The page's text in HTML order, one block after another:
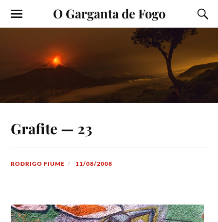
O Garganta de Fogo
Grafite — 23
RODRIGO FIUME 11/08/2008